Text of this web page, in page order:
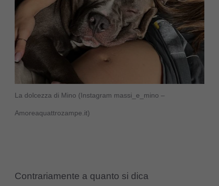
La dolcezza di Mino (Instagram massi_e_mino –
Amoreaquattrozampe.it)
Contrariamente a quanto si dica